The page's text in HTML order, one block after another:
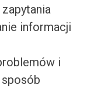
informacji
i